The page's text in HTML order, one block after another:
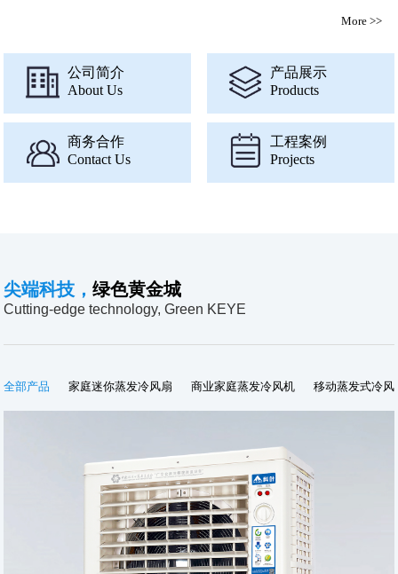
More >>
公司简介
About Us
产品展示
Products
商务合作
Contact Us
工程案例
Projects
尖端科技，绿色黄金城
Cutting-edge technology, Green KEYE
全部产品 家庭迷你蒸发冷风扇 商业家庭蒸发冷风机 移动蒸发式冷风